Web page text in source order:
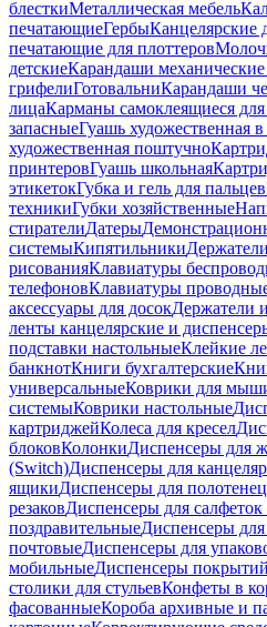
блесткиМеталлическая мебель
печатающиеГербыКанцелярские
печатающие для плоттеров
детскиеКарандаши
грифелиГотовальниКарандаши
лицаКарманы самоклеящиеся
запасныеГуашь художественная
художественная поштучно
принтеровГуашь школьная
этикетокГубка и гель для пальцев
техникиГубки хозяйственные
стирателиДатеры
системыКипятильники
рисованияКлавиатуры
телефоновКлавиатуры
аксессуары для досокДержатели
ленты канцелярские и
подставки настольныеКлейкие
банкнотКниги бухгалтерские
универсальныеКоврики для
системыКоврики настольные
картриджейКолеса для кресел
блоковКолонкиДиспенсеры для
(Switch)Диспенсеры для
ящикиДиспенсеры для полотенец
резаковДиспенсеры для
поздравительныеДиспенсеры
почтовыеДиспенсеры для
мобильныеДиспенсеры
столики для стульевКонфеты в
фасованныеКороба архивные и